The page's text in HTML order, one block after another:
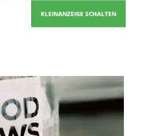
KLEINANZEIGE SCHALTEN